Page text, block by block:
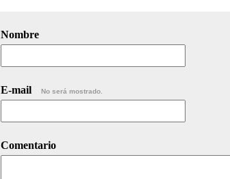
Nombre
E-mail No será mostrado.
Comentario